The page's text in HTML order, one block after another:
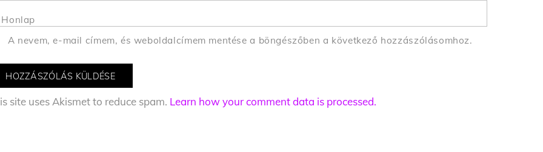
Honlap
A nevem, e-mail címem, és weboldalcímem mentése a böngészőben a következő hozzászólásomhoz.
site uses Akismet to reduce spam. Learn how your comment data is processed.